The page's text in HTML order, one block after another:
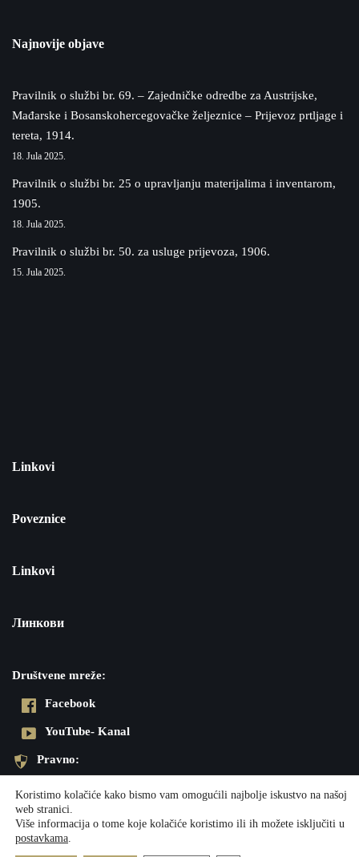
Najnovije objave
Pravilnik o službi br. 69. – Zajedničke odredbe za Austrijske,
Mađarske i Bosanskohercegovačke željeznice – Prijevoz prtljage i
tereta, 1914.
18. Jula 2025.
Pravilnik o službi br. 25 o upravljanju materijalima i inventarom,
1905.
18. Jula 2025.
Pravilnik o službi br. 50. za usluge prijevoza, 1906.
15. Jula 2025.
Linkovi
Poveznice
Linkovi
Линкови
Društvene mreže:
Facebook
YouTube- Kanal
Pravno:
Impresum
Koristimo kolačiće kako bismo vam omogućili najbolje iskustvo na našoj
web stranici.
Više informacija o tome koje kolačiće koristimo ili ih možete isključiti u
postavkama